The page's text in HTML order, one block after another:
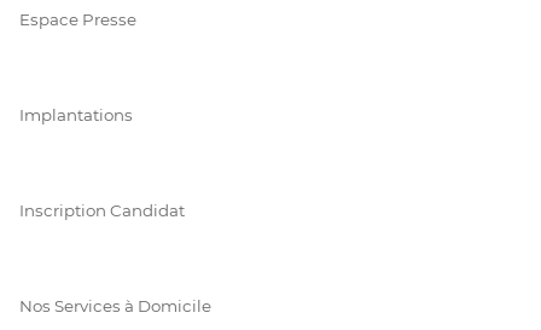
Espace Presse
Implantations
Inscription Candidat
Nos Services à Domicile